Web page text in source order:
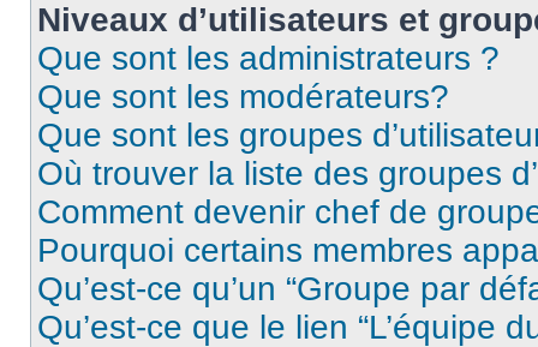
Niveaux d’utilisateurs et
Que sont les administrateurs ?
Que sont les modérateurs?
Que sont les groupes
Où trouver la liste des groupes
Comment devenir chef de
Pourquoi certains membres
Qu’est-ce qu’un “Groupe par
Qu’est-ce que le lien “L’équipe